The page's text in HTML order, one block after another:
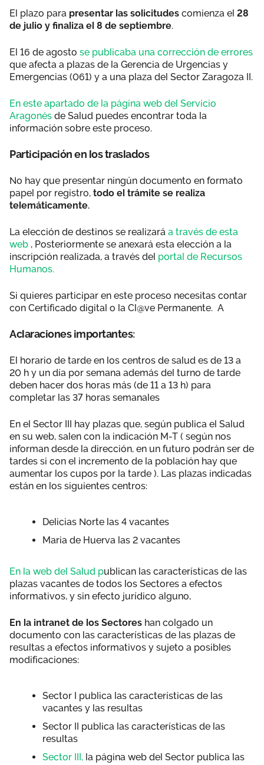
El plazo para presentar las solicitudes comienza el 28
de julio y finaliza el 8 de septiembre.
El 16 de agosto se publicaba una corrección de errores
que afecta a plazas de la Gerencia de Urgencias y
Emergencias (061) y a una plaza del Sector Zaragoza II.
En este apartado de la página web del Servicio
Aragonés de Salud puedes encontrar toda la
información sobre este proceso.
Participación en los traslados
No hay que presentar ningún documento en formato
papel por registro, todo el trámite se realiza
telemáticamente.
La elección de destinos se realizará a través de esta
web , Posteriormente se anexará esta elección a la
inscripción realizada, a través del portal de Recursos
Humanos.
Si quieres participar en este proceso necesitas contar
con Certificado digital o la Cl@ve Permanente. A
Aclaraciones importantes:
El horario de tarde en los centros de salud es de 13 a
20 h y un día por semana además del turno de tarde
deben hacer dos horas más (de 11 a 13 h) para
completar las 37 horas semanales
En el Sector III hay plazas que, según publica el Salud
en su web, salen con la indicación M-T ( según nos
informan desde la dirección, en un futuro podrán ser de
tardes si con el incremento de la población hay que
aumentar los cupos por la tarde ). Las plazas indicadas
están en los siguientes centros:
Delicias Norte las 4 vacantes
Maria de Huerva las 2 vacantes
En la web del Salud publican las características de las
plazas vacantes de todos los Sectores a efectos
informativos, y sin efecto jurídico alguno,
En la intranet de los Sectores han colgado un
documento con las características de las plazas de
resultas a efectos informativos y sujeto a posibles
modificaciones:
Sector I publica las características de las
vacantes y las resultas
Sector II publica las características de las
resultas
Sector III, la página web del Sector publica las